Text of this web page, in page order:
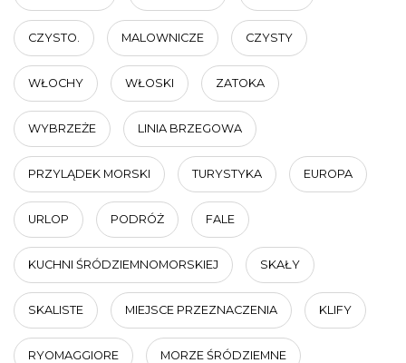
CZYSTO. MALOWNICZE CZYSTY
WŁOCHY WŁOSKI ZATOKA
WYBRZEŻE LINIA BRZEGOWA
PRZYLĄDEK MORSKI TURYSTYKA EUROPA
URLOP PODRÓŻ FALE
KUCHNI ŚRÓDZIEMNOMORSKIEJ SKAŁY
SKALISTE MIEJSCE PRZEZNACZENIA KLIFY
RYOMAGGIORE MORZE ŚRÓDZIEMNE